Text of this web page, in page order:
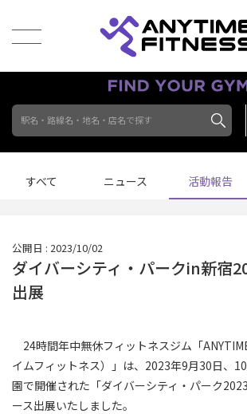
駅名・路線名・地名・店名で探す
すべて ニュース 活動報告
公開日 : 2023/10/02
ダイバーシティ・パークin新宿
出展
24時間年中無休フィットネスジム「
イムフィットネス）」は、2023年9月30日、
園で開催された「ダイバーシティ・パーク
ース出展いたしました。